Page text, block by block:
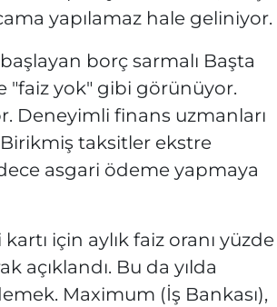
yapılamaz hale geliniyor.
borç sarmalı Başta
"faiz yok" gibi görünüyor.
Deneyimli finans uzmanları
taksitler ekstre
asgari ödeme yapmaya
için aylık faiz oranı yüzde
açıklandı. Bu da yılda
Maximum (İş Bankası),